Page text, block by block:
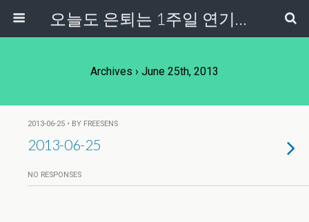
오늘도 은퇴는 1주일 연기중...
Archives › June 25th, 2013
2013-06-25 • BY FREESENS
2013-06-25
NO RESPONSES